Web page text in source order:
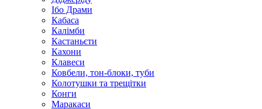
Ібо Драми
Кабаса
Калімби
Кастаньєти
Кахони
Клавеси
Ковбели, тон-блоки, туби
Колотушки та трещітки
Конги
Маракаси